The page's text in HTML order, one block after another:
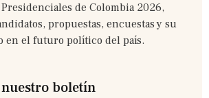
de Colombia 2026,
propuestas, encuestas y su
en el futuro político del país.
boletín